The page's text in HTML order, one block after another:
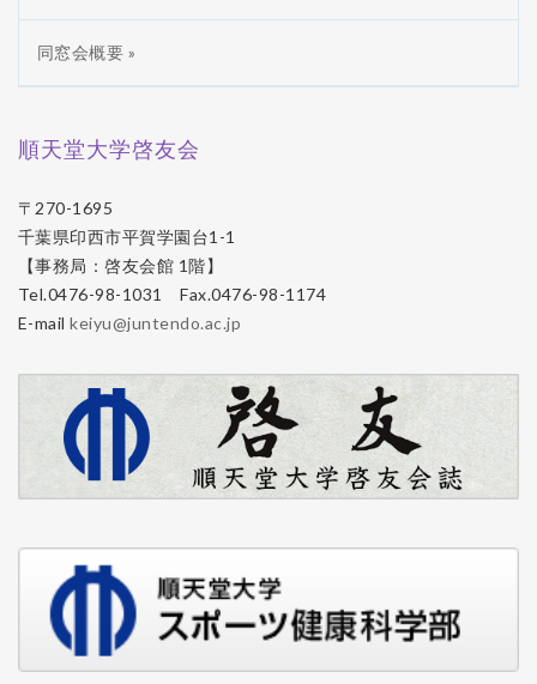
同窓会概要 »
順天堂大学啓友会
〒270-1695
千葉県印西市平賀学園台1-1
【事務局：啓友会館 1階】
Tel.0476-98-1031 Fax.0476-98-1174
E-mailkeiyu@juntendo.ac.jp